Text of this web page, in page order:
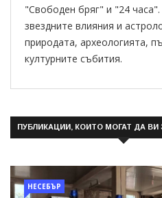
"Свободен бряг" и "24
звездните влияния и
природата, археологията,
културните събития.
ПУБЛИКАЦИИ, КОИТО МОГАТ ДА ВИ
НЕСЕБЪР